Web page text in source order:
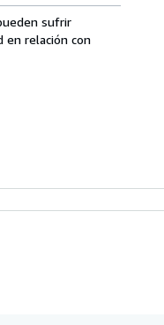
sufrir
en relación con